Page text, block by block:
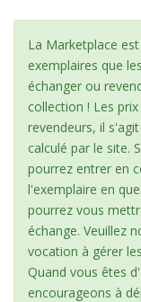
La Marketplace
exemplaires que
échanger ou
collection ! Les
revendeurs, il
calculé par le site.
pourrez entrer en
l'exemplaire en
pourrez vous
échange. Veuillez
vocation à gérer
Quand vous êtes
encourageons à